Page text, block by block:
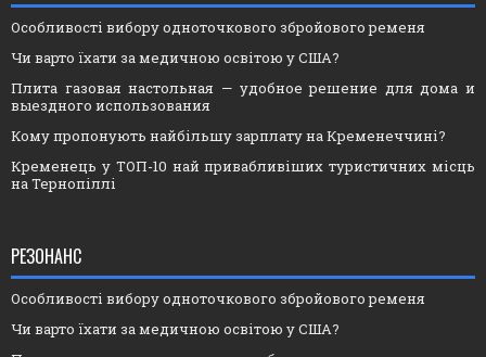
Особливості вибору одноточкового збройового ременя
Чи варто їхати за медичною освітою у США?
Плита газовая настольная — удобное решение для дома и
выездного использования
Кому пропонують найбільшу зарплату на Кременеччині?
Кременець у ТОП-10 най привабливіших туристичних місць
на Тернопіллі
РЕЗОНАНС
Особливості вибору одноточкового збройового ременя
Чи варто їхати за медичною освітою у США?